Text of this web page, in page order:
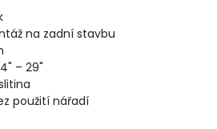
na zadní stavbu
– 29"
použití nářadí